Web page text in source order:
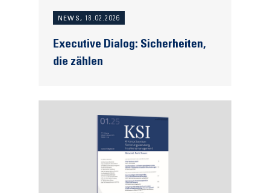
NEWS, 18.02.2026
Executive Dialog: Sicherheiten,
die zählen